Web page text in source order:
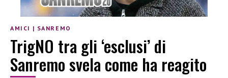
AMICI | SANREMO
TrigNO tra gli ‘esclusi’ di
Sanremo svela come ha reagito